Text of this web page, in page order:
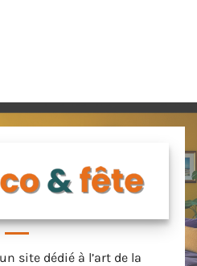
site dédié à l’art de la